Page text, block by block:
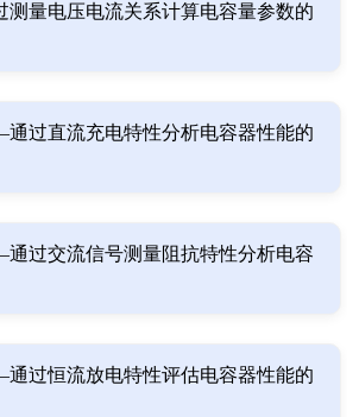
量电压电流关系计算电容量参数的
过直流充电特性分析电容器性能的
过交流信号测量阻抗特性分析电容
过恒流放电特性评估电容器性能的